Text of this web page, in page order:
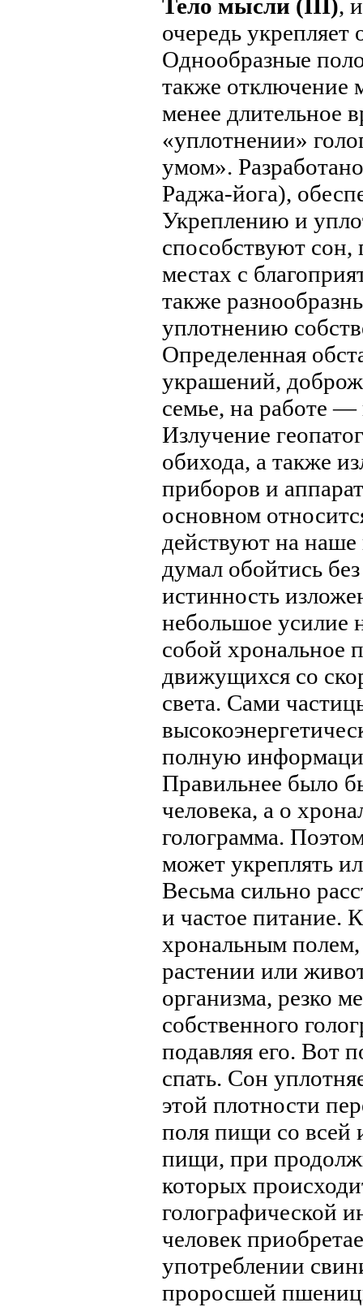
Тело мысли (III),
очередь укрепляет
Однообразные
также отключение
менее длительное
«уплотнении»
умом».
Раджа-йога),
Укреплению и
способствуют сон,
местах с
также
уплотнению
Определенная
украшений,
семье, на работе —
Излучение
обихода, а также
приборов и
основном
действуют на наше
думал обойтись
истинность
небольшое усилие
собой хрональное
движущихся со
света. Сами
полную
Правильнее было
человека, а о
голограмма.
может укреплять
Весьма сильно
и частое питание.
хрональным
растении или
организма, резко
собственного
подавляя его. Вот
спать. Сон
этой плотности
поля пищи со всей
пищи, при
которых
голографической
человек
употреблении
проросшей